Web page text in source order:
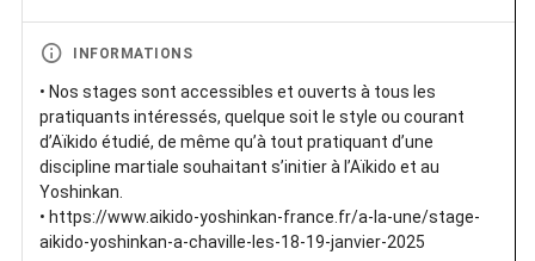
INFORMATIONS
• Nos stages sont accessibles et ouverts à tous les
pratiquants intéressés, quelque soit le style ou courant
d’Aïkido étudié, de même qu’à tout pratiquant d’une
discipline martiale souhaitant s’initier à l’Aïkido et au
Yoshinkan.
• https://www.aikido-yoshinkan-france.fr/a-la-une/stage-
aikido-yoshinkan-a-chaville-les-18-19-janvier-2025